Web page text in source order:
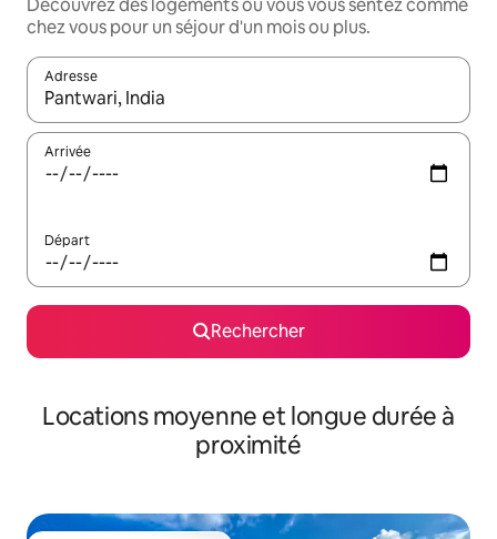
chez vous pour un séjour d'un mois ou plus.
Adresse
Lorsque les résultats s'affichent, utilisez les flèches vers le
Arrivée
Départ
Rechercher
Locations moyenne et longue durée à
proximité